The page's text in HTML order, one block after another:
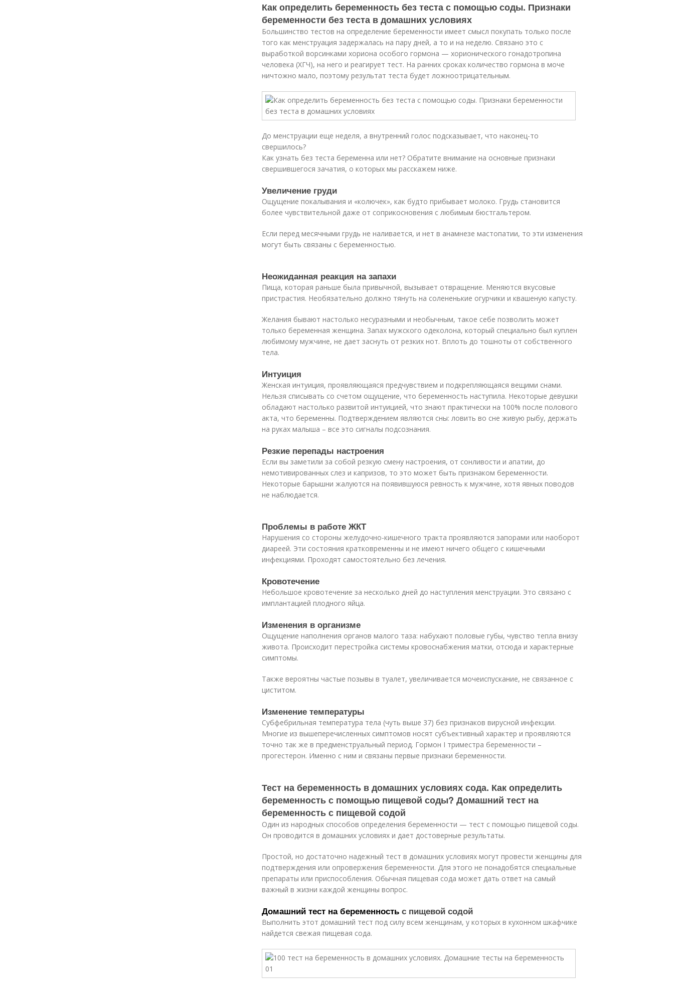
Как определить беременность без теста с помощью соды. Признаки
беременности без теста в домашних условиях
Большинство тестов на определение беременности имеет смысл покупать только после
того как менструация задержалась на пару дней, а то и на неделю. Связано это с
выработкой ворсинками хориона особого гормона — хорионического гонадотропина
человека (ХГЧ), на него и реагирует тест. На ранних сроках количество гормона в моче
ничтожно мало, поэтому результат теста будет ложноотрицательным.
До менструации еще неделя, а внутренний голос подсказывает, что наконец-то
свершилось?
Как узнать без теста беременна или нет? Обратите внимание на основные признаки
свершившегося зачатия, о которых мы расскажем ниже.
Увеличение груди
Ощущение покалывания и «колючек», как будто прибывает молоко. Грудь становится
более чувствительной даже от соприкосновения с любимым бюстгальтером.
Если перед месячными грудь не наливается, и нет в анамнезе мастопатии, то эти изменения
могут быть связаны с беременностью.
Неожиданная реакция на запахи
Пища, которая раньше была привычной, вызывает отвращение. Меняются вкусовые
пристрастия. Необязательно должно тянуть на солененькие огурчики и квашеную капусту.
Желания бывают настолько несуразными и необычным, такое себе позволить может
только беременная женщина. Запах мужского одеколона, который специально был куплен
любимому мужчине, не дает заснуть от резких нот. Вплоть до тошноты от собственного
тела.
Интуиция
Женская интуиция, проявляющаяся предчувствием и подкрепляющаяся вещими снами.
Нельзя списывать со счетом ощущение, что беременность наступила. Некоторые девушки
обладают настолько развитой интуицией, что знают практически на 100% после полового
акта, что беременны. Подтверждением являются сны: ловить во сне живую рыбу, держать
на руках малыша – все это сигналы подсознания.
Резкие перепады настроения
Если вы заметили за собой резкую смену настроения, от сонливости и апатии, до
немотивированных слез и капризов, то это может быть признаком беременности.
Некоторые барышни жалуются на появившуюся ревность к мужчине, хотя явных поводов
не наблюдается.
Проблемы в работе ЖКТ
Нарушения со стороны желудочно-кишечного тракта проявляются запорами или наоборот
диареей. Эти состояния кратковременны и не имеют ничего общего с кишечными
инфекциями. Проходят самостоятельно без лечения.
Кровотечение
Небольшое кровотечение за несколько дней до наступления менструации. Это связано с
имплантацией плодного яйца.
Изменения в организме
Ощущение наполнения органов малого таза: набухают половые губы, чувство тепла внизу
живота. Происходит перестройка системы кровоснабжения матки, отсюда и характерные
симптомы.
Также вероятны частые позывы в туалет, увеличивается мочеиспускание, не связанное с
циститом.
Изменение температуры
Субфебрильная температура тела (чуть выше 37) без признаков вирусной инфекции.
Многие из вышеперечисленных симптомов носят субъективный характер и проявляются
точно так же в предменструальный период. Гормон I триместра беременности –
прогестерон. Именно с ним и связаны первые признаки беременности.
Тест на беременность в домашних условиях сода. Как определить
беременность с помощью пищевой соды? Домашний тест на
беременность с пищевой содой
Один из народных способов определения беременности — тест с помощью пищевой соды.
Он проводится в домашних условиях и дает достоверные результаты.
Простой, но достаточно надежный тест в домашних условиях могут провести женщины для
подтверждения или опровержения беременности. Для этого не понадобятся специальные
препараты или приспособления. Обычная пищевая сода может дать ответ на самый
важный в жизни каждой женщины вопрос.
Домашний тест на беременность с пищевой содой
Выполнить этот домашний тест под силу всем женщинам, у которых в кухонном шкафчике
найдется свежая пищевая сода.